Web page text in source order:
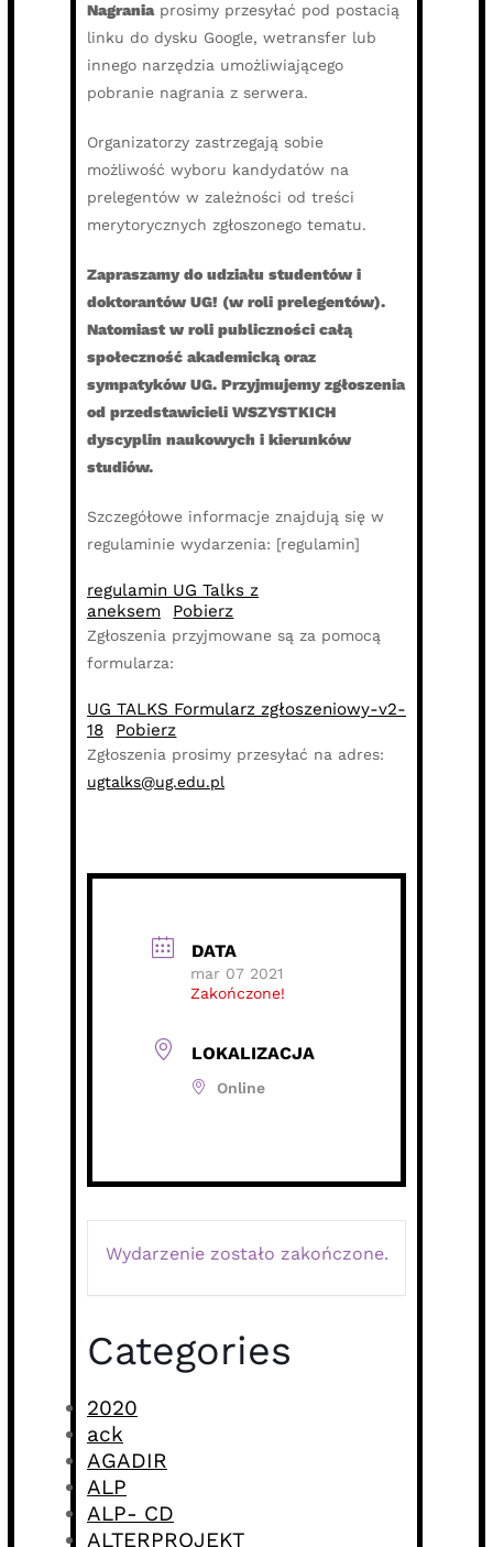
Nagraniaprosimy przesyłać pod postacią
linku do dysku Google, wetransfer lub
innego narzędzia umożliwiającego
pobranie nagrania z serwera.
Organizatorzy zastrzegają sobie
możliwość wyboru kandydatów na
prelegentów w zależności od treści
merytorycznych zgłoszonego tematu.
Zapraszamy do udziału studentów i
doktorantów UG! (w roli prelegentów).
Natomiast w roli publiczności całą
społeczność akademicką oraz
sympatyków UG. Przyjmujemy zgłoszenia
od przedstawicieli WSZYSTKICH
dyscyplin naukowych i kierunków
studiów.
Szczegółowe informacje znajdują się w
regulaminie wydarzenia: [regulamin]
regulamin UG Talks z
aneksem
Pobierz
Zgłoszenia przyjmowane są za pomocą
formularza:
UG TALKS Formularz zgłoszeniowy-v2-
18
Pobierz
Zgłoszenia prosimy przesyłać na adres:
ugtalks@ug.edu.pl
DATA
mar 07 2021
Zakończone!
LOKALIZACJA
Online
Wydarzenie zostało zakończone.
Categories
2020
ack
AGADIR
ALP
ALP- CD
ALTERPROJEKT